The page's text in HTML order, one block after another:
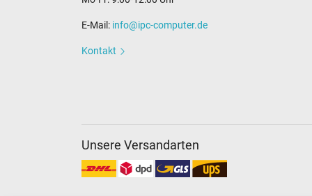
E-Mail: info@ipc-computer.de
Kontakt
Unsere Versandarten